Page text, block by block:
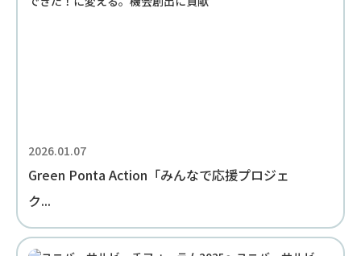
2026.01.07
Green Ponta Action「みんなで応援プロジェ
ク...